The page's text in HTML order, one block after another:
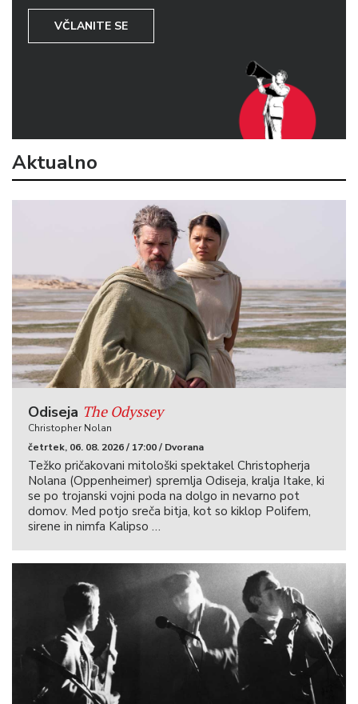
VČLANITE SE
Aktualno
Odiseja The Odyssey
Christopher Nolan
četrtek, 06. 08. 2026 / 17:00 / Dvorana
Težko pričakovani mitološki spektakel Christopherja
Nolana (Oppenheimer) spremlja Odiseja, kralja Itake, ki
se po trojanski vojni poda na dolgo in nevarno pot
domov. Med potjo sreča bitja, kot so kiklop Polifem,
sirene in nimfa Kalipso …